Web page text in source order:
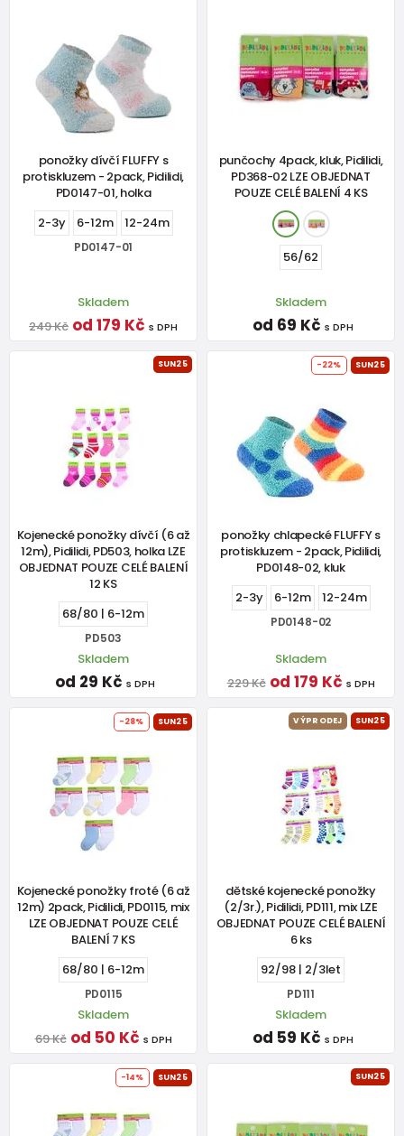
ponožky dívčí FLUFFY s
protiskluzem - 2pack, Pidilidi,
PD0147-01, holka
2-3y
6-12m 12-24m
PD0147-01
Skladem
249 Kč od 179 Kč s DPH
punčochy 4pack, kluk, Pidilidi,
PD368-02 LZE OBJEDNAT
POUZE CELÉ BALENÍ 4 KS
56/62
Skladem
od 69 Kč s DPH
SUN25
Kojenecké ponožky dívčí (6 až
12m), Pidilidi, PD503, holka LZE
OBJEDNAT POUZE CELÉ BALENÍ
12 KS
68/80 | 6-12m
PD503
Skladem
od 29 Kč s DPH
-22% SUN25
ponožky chlapecké FLUFFY s
protiskluzem - 2pack, Pidilidi,
PD0148-02, kluk
2-3y
6-12m 12-24m
PD0148-02
Skladem
229 Kč od 179 Kč s DPH
-28% SUN25
Kojenecké ponožky froté (6 až
12m) 2pack, Pidilidi, PD0115, mix
LZE OBJEDNAT POUZE CELÉ
BALENÍ 7 KS
68/80 | 6-12m
PD0115
Skladem
69 Kč od 50 Kč s DPH
VÝPRODEJ SUN25
dětské kojenecké ponožky
(2/3r.), Pidilidi, PD111, mix LZE
OBJEDNAT POUZE CELÉ BALENÍ
6 ks
92/98 | 2/3let
PD111
Skladem
od 59 Kč s DPH
-14% SUN25 SUN25